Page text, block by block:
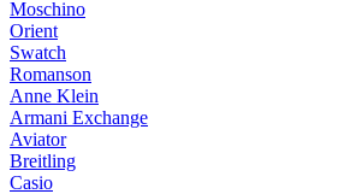
Moschino
Orient
Swatch
Romanson
Anne Klein
Armani Exchange
Aviator
Breitling
Casio